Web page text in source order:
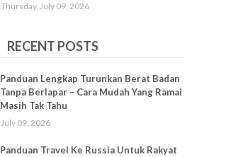
Thursday, July 09, 2026
RECENT POSTS
Panduan Lengkap Turunkan Berat Badan
Tanpa Berlapar – Cara Mudah Yang Ramai
Masih Tak Tahu
July 09, 2026
Panduan Travel Ke Russia Untuk Rakyat